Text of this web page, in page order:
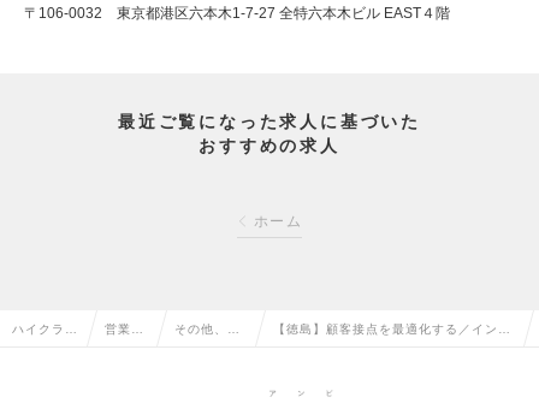
〒106-0032 東京都港区六本木1-7-27 全特六本木ビル EAST４階
最近ご覧になった求人に基づいた
おすすめの求人
ホーム
ハイクラス 営業系 その他、営 【徳島】顧客接点を最適化する／インサ